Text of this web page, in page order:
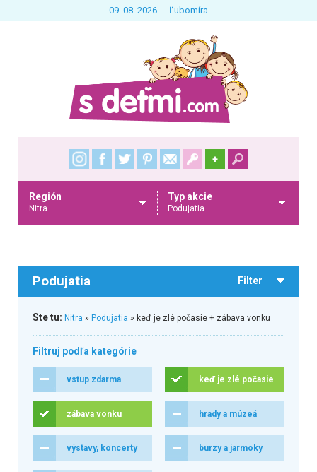
09. 08. 2026 Ľubomíra
+
Región
Nitra
Typ akcie
Podujatia
Podujatia Filter
Ste tu: Nitra » Podujatia » keď je zlé počasie + zábava vonku
Filtruj podľa kategórie
vstup zdarma keď je zlé počasie
zábava vonku hrady a múzeá
výstavy, koncerty burzy a jarmoky